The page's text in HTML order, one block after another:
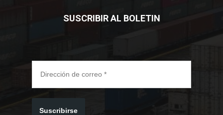
SUSCRIBIR AL BOLETIN
Suscribirse